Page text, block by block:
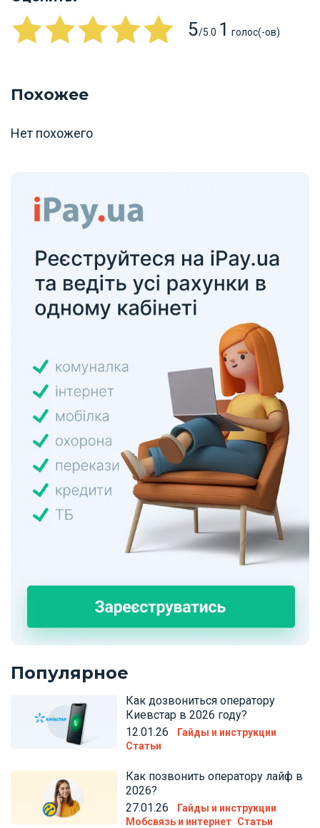
5/5.0 1 голос(-ов)
Похожее
Нет похожего
Популярное
Как дозвониться оператору
Киевстар в 2026 году?
12.01.26
Гайды и инструкции
Статьи
Как позвонить оператору лайф в
2026?
27.01.26
Гайды и инструкции
Мобсвязь и интернет Статьи